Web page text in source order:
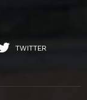
TWITTER